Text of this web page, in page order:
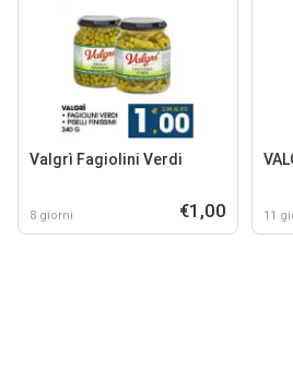
Valgrì Fagiolini Verdi
8 giorni €1,00 11